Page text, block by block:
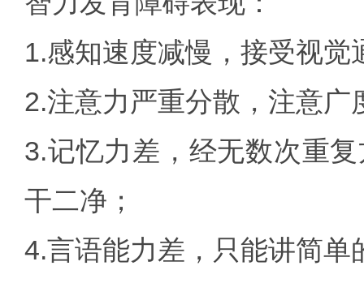
1.感知速度减慢，接受视
2.注意力严重分散，注意广
3.记忆力差，经无数次重
干二净；
4.言语能力差，只能讲简单